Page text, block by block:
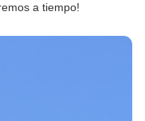
a tiempo!